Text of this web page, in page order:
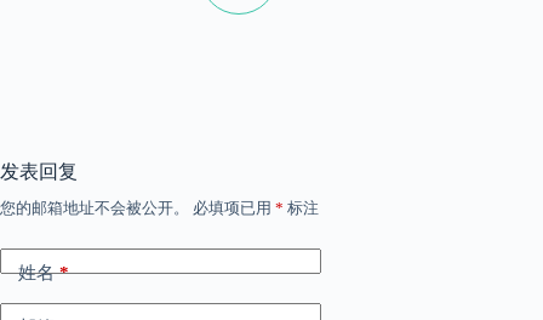
发表回复
您的邮箱地址不会被公开。 必填项已用 * 标注
姓名*